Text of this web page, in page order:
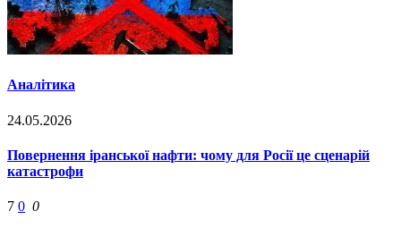
Аналітика
24.05.2026
Повернення іранської нафти: чому для Росії це сценарій
катастрофи
7 0 0